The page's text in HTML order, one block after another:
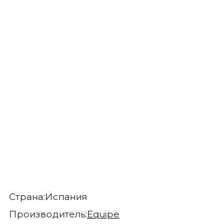
Страна:Испания
Производитель:Equipe